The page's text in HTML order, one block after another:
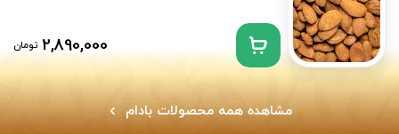
2,890,000 تومان
مشاهده همه محصولات بادام